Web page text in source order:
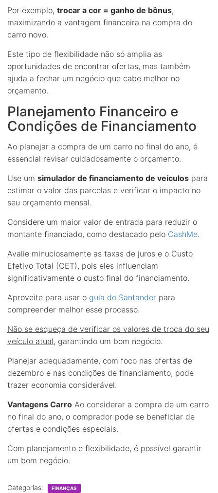
Por exemplo, trocar a cor = ganho de bônus,
maximizando a vantagem financeira na compra do
carro novo.
Este tipo de flexibilidade não só amplia as
oportunidades de encontrar ofertas, mas também
ajuda a fechar um negócio que cabe melhor no
orçamento.
Planejamento Financeiro e
Condições de Financiamento
Ao planejar a compra de um carro no final do ano, é
essencial revisar cuidadosamente o orçamento.
Use um simulador de financiamento de veículos para
estimar o valor das parcelas e verificar o impacto no
seu orçamento mensal.
Considere um maior valor de entrada para reduzir o
montante financiado, como destacado pelo CashMe.
Avalie minuciosamente as taxas de juros e o Custo
Efetivo Total (CET), pois eles influenciam
significativamente o custo final do financiamento.
Aproveite para usar o guia do Santander para
compreender melhor esse processo.
Não se esqueça de verificar os valores de troca do seu
veículo atual, garantindo um bom negócio.
Planejar adequadamente, com foco nas ofertas de
dezembro e nas condições de financiamento, pode
trazer economia considerável.
Vantagens Carro Ao considerar a compra de um carro
no final do ano, o comprador pode se beneficiar de
ofertas e condições especiais.
Com planejamento e flexibilidade, é possível garantir
um bom negócio.
Categorias: FINANÇAS